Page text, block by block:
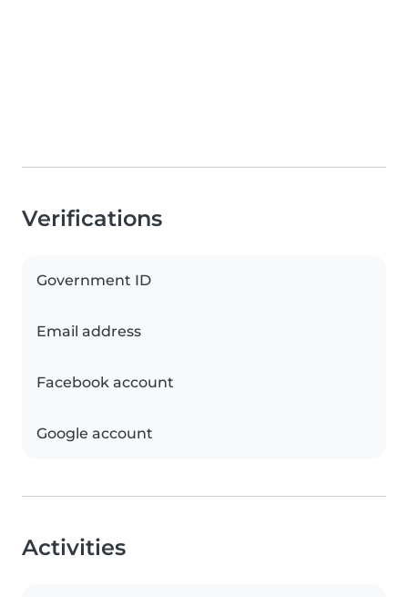
Verifications
Government ID
Email address
Facebook account
Google account
Activities